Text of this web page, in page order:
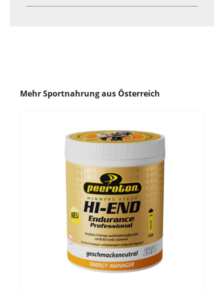
Mehr Sportnahrung aus Österreich